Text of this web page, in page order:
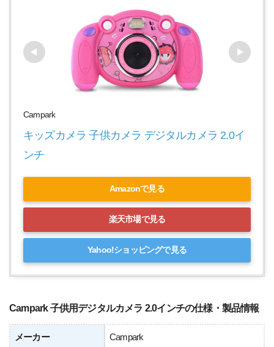
Campark
キッズカメラ 子供カメラ デジタルカメラ 2.0イ
ンチ
Amazonで見る
楽天市場で見る
Yahoo!ショッピングで見る
Campark 子供用デジタルカメラ 2.0インチの仕様・製品情報
メーカー Campark